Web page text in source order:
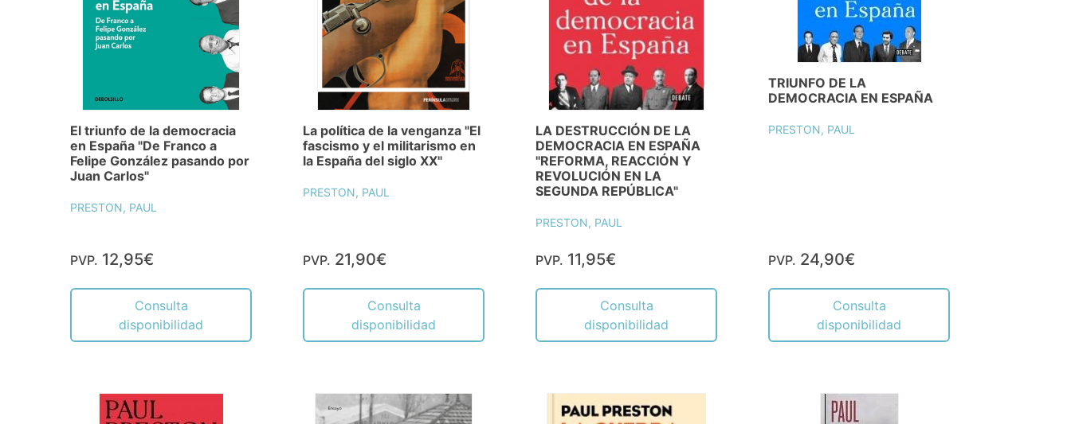
El triunfo de la democracia
en España "De Franco a
Felipe González pasando por
Juan Carlos"
PRESTON, PAUL
PVP. 12,95€
Consulta
disponibilidad
La política de la venganza "El
fascismo y el militarismo en
la España del siglo XX"
PRESTON, PAUL
PVP. 21,90€
Consulta
disponibilidad
LA DESTRUCCIÓN DE LA
DEMOCRACIA EN ESPAÑA
"REFORMA, REACCIÓN Y
REVOLUCIÓN EN LA
SEGUNDA REPÚBLICA"
PRESTON, PAUL
PVP. 11,95€
Consulta
disponibilidad
TRIUNFO DE LA
DEMOCRACIA EN ESPAÑA
PRESTON, PAUL
PVP. 24,90€
Consulta
disponibilidad